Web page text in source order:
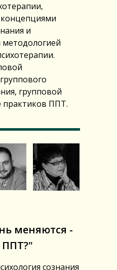
и
групповой
практиков ППТ.
меняются -
ППТ?"
сознания